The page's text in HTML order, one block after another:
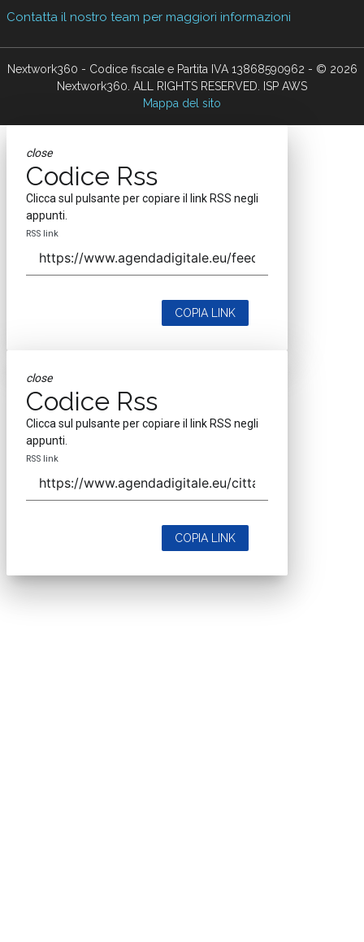
Contatta il nostro team per maggiori informazioni
Nextwork360 - Codice fiscale e Partita IVA 13868590962 - © 2026
Nextwork360. ALL RIGHTS RESERVED. ISP AWS
Mappa del sito
close
Codice Rss
Clicca sul pulsante per copiare il link RSS negli
appunti.
RSS link
COPIA LINK
close
Codice Rss
Clicca sul pulsante per copiare il link RSS negli
appunti.
RSS link
COPIA LINK